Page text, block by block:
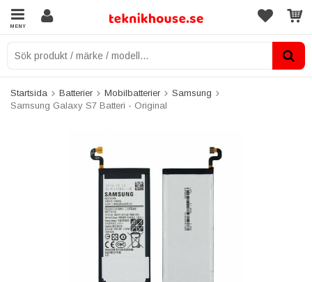
MENY
Startsida Batterier Mobilbatterier
Samsung
Samsung Galaxy S7 Batteri - Original